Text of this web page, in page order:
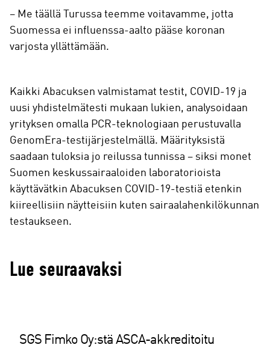
– Me täällä Turussa teemme voitavamme, jotta
Suomessa ei influenssa-aalto pääse koronan
varjosta yllättämään.
Kaikki Abacuksen valmistamat testit, COVID-19 ja
uusi yhdistelmätesti mukaan lukien, analysoidaan
yrityksen omalla PCR-teknologiaan perustuvalla
GenomEra-testijärjestelmällä. Määrityksistä
saadaan tuloksia jo reilussa tunnissa – siksi monet
Suomen keskussairaaloiden laboratorioista
käyttävätkin Abacuksen COVID-19-testiä etenkin
kiireellisiin näytteisiin kuten sairaalahenkilökunnan
testaukseen.
Lue seuraavaksi
SGS Fimko Oy:stä ASCA-akkreditoitu